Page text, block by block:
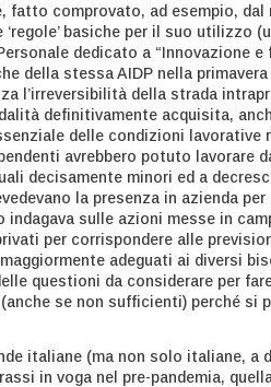
comprovato, ad esempio, dal
basiche per il suo utilizzo
dedicato a “Innovazione e
della stessa AIDP nella primavera
l’irreversibilità della strada
definitivamente acquisita,
delle condizioni lavorative
avrebbero potuto lavorare
decisamente minori ed a
la presenza in azienda
sulle azioni messe in
per corrispondere alle
adeguati ai diversi
questioni da considerare per
se non sufficienti) perché si
italiane (ma non solo italiane, a
in voga nel pre-pandemia,